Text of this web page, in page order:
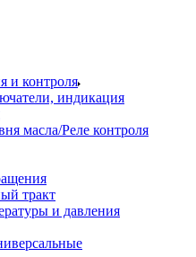
и контроля
индикация
масла/Реле контроля
тракт
и давления